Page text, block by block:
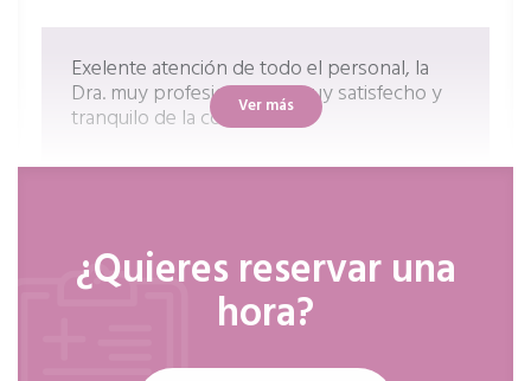
Exelente atención de todo el personal, la
Dra. muy profesional, salí muy satisfecho y
tranquilo de la consulta.
Excelente doctora, muy humana y explica
Ver más
¿Quieres reservar una
hora?